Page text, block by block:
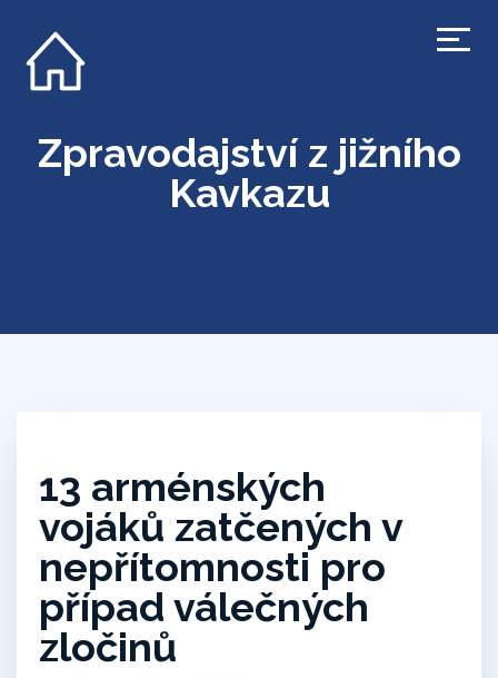
Zpravodajství z jižního
Kavkazu
13 arménských
vojáků zatčených v
nepřítomnosti pro
případ válečných
zločinů